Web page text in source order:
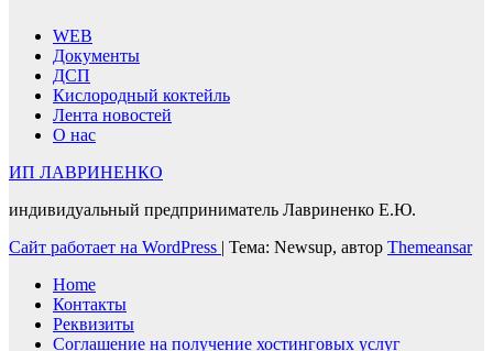
WEB
Документы
ДСП
Кислородный коктейль
Лента новостей
О нас
ИП ЛАВРИНЕНКО
индивидуальный предприниматель Лавриненко Е.Ю.
Сайт работает на WordPress | Тема: Newsup, автор Themeansar
Home
Контакты
Реквизиты
Соглашение на получение хостинговых услуг